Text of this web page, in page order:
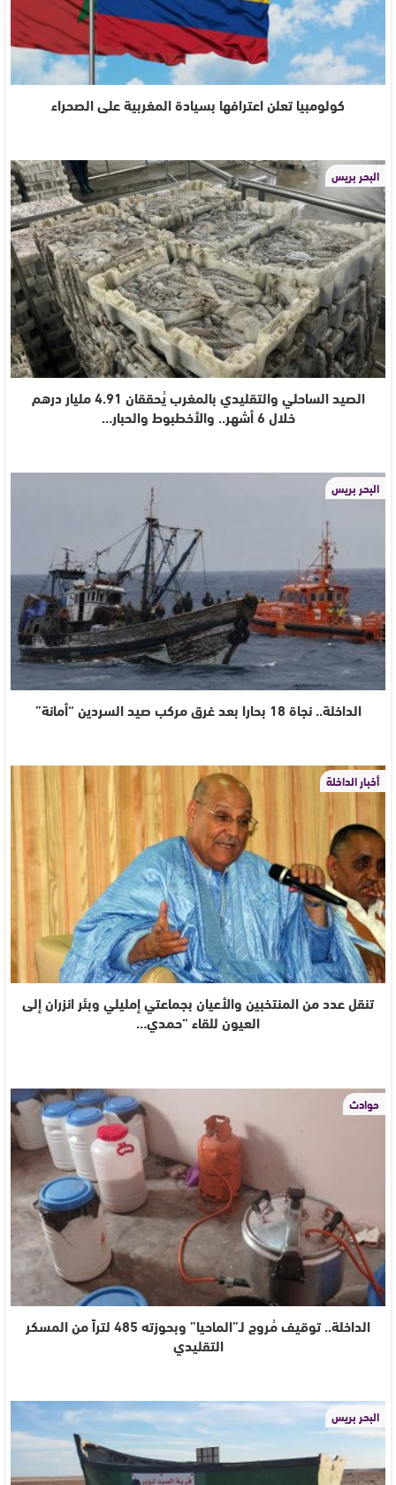
كولومبيا تعلن اعترافها بسيادة المغربية على الصحراء
البحر بريس
الصيد الساحلي والتقليدي بالمغرب يُحققان 4.91 مليار درهم
خلال 6 أشهر.. والأخطبوط والحبار…
البحر بريس
الداخلة.. نجاة 18 بحارا بعد غرق مركب صيد السردين “أمانة”
أخبار الداخلة
تنقل عدد من المنتخبين والأعيان بجماعتي إمليلي وبئر انزران إلى
العيون للقاء “حمدي…
حوادث
الداخلة.. توقيف مُروج لـ”الماحيا” وبحوزته 485 لتراً من المسكر
التقليدي
البحر بريس